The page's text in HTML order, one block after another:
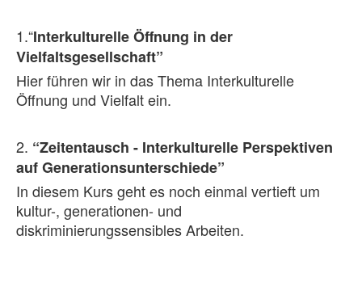
1.“Interkulturelle Öffnung in der
Vielfaltsgesellschaft”
Hier führen wir in das Thema Interkulturelle
Öffnung und Vielfalt ein.
2. “Zeitentausch - Interkulturelle Perspektiven
auf Generationsunterschiede”
In diesem Kurs geht es noch einmal vertieft um
kultur-, generationen- und
diskriminierungssensibles Arbeiten.